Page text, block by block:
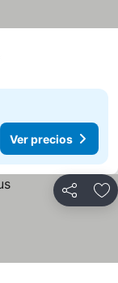
Ver precios
Compartir